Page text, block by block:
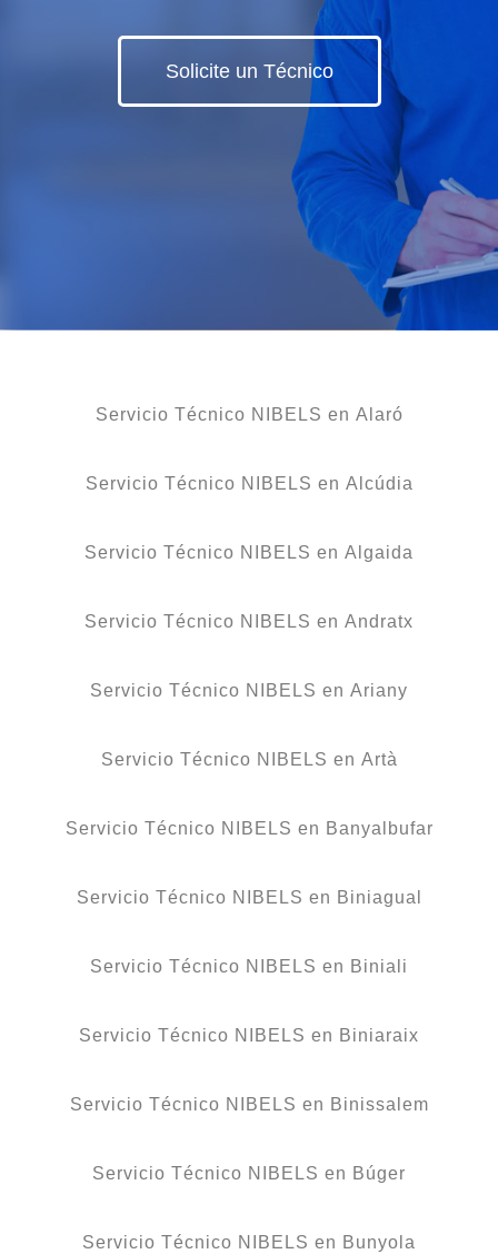
Solicite un Técnico
Servicio Técnico NIBELS en Alaró
Servicio Técnico NIBELS en Alcúdia
Servicio Técnico NIBELS en Algaida
Servicio Técnico NIBELS en Andratx
Servicio Técnico NIBELS en Ariany
Servicio Técnico NIBELS en Artà
Servicio Técnico NIBELS en Banyalbufar
Servicio Técnico NIBELS en Biniagual
Servicio Técnico NIBELS en Biniali
Servicio Técnico NIBELS en Biniaraix
Servicio Técnico NIBELS en Binissalem
Servicio Técnico NIBELS en Búger
Servicio Técnico NIBELS en Bunyola